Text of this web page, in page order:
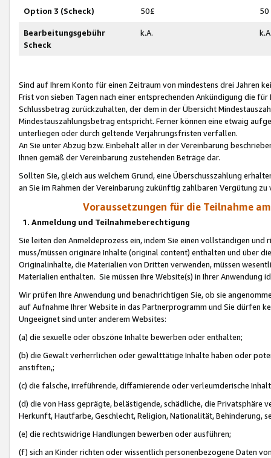
Option 3 (Scheck) 50£ 50
Bearbeitungsgebühr
Scheck
k.A.
Sind auf Ihrem Konto für einen Zeitraum von mindestens drei Jahren
Frist von sieben Tagen nach einer entsprechenden Ankündigung die
Schlussbetrag zurückzuhalten, der dem in der Übersicht
Mindestauszahlungsbetrag entspricht. Ferner können eine etwaig
unterliegen oder durch geltende Verjährungsfristen verfallen.
An Sie unter Abzug bzw. Einbehalt aller in der Vereinbarung
Ihnen gemäß der Vereinbarung zustehenden Beträge dar.
Sollten Sie, gleich aus welchem Grund, eine Überschusszahlung
an Sie im Rahmen der Vereinbarung zukünftig zahlbaren Vergütung zu
Voraussetzungen für die Teilnahme
1. Anmeldung und Teilnahmeberechtigung
Sie leiten den Anmeldeprozess ein, indem Sie einen vollständigen
muss/müssen originäre Inhalte (original content) enthalten und über
Originalinhalte, die Materialien von Dritten verwenden, müssen
Materialien enthalten. Sie müssen Ihre Website(s) in Ihrer Anwendung
Wir prüfen Ihre Anwendung und benachrichtigen Sie, ob sie
auf Aufnahme Ihrer Website in das Partnerprogramm und Sie dürfen
Ungeeignet sind unter anderem Websites:
(a) die sexuelle oder obszöne Inhalte bewerben oder enthalten;
(b) die Gewalt verherrlichen oder gewalttätige Inhalte haben oder
anstiften,;
(c) die falsche, irreführende, diffamierende oder verleumderische
(d) die von Hass geprägte, belästigende, schädliche, die Privatsphäre
Herkunft, Hautfarbe, Geschlecht, Religion, Nationalität, Behinderung,
(e) die rechtswidrige Handlungen bewerben oder ausführen;
(f) sich an Kinder richten oder wissentlich personenbezogene Daten